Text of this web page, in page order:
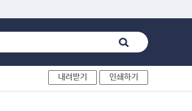
내려받기 인쇄하기